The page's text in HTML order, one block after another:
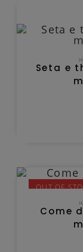
Seta e
OUT OF
Come